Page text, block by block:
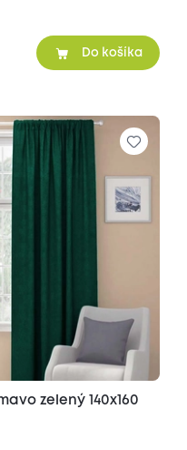
Do košíka
zelený 140x160